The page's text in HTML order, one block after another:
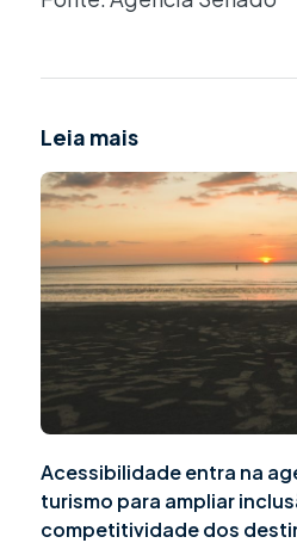
Leia mais
Acessibilidade entra na
turismo para ampliar
competitividade dos